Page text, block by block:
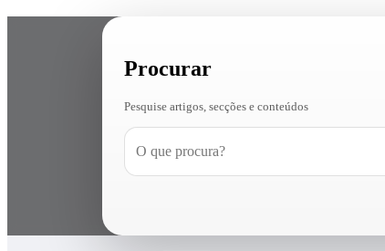
Procurar
Pesquise artigos, secções e conteúdos